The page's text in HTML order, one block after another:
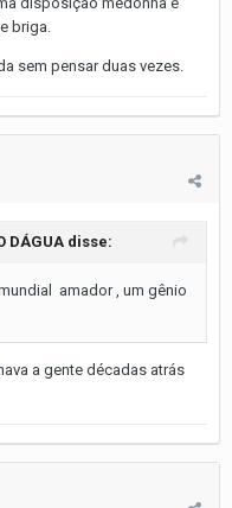
briga.
sem pensar duas vezes.
DÁGUA disse:
amador , um gênio
a gente décadas atrás